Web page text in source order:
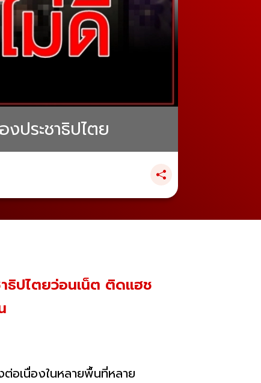
ประชาธิปไตย
ธิปไตยว่อนเน็ต ติดแฮช
ต่อเนื่องในหลายพื้นที่หลาย